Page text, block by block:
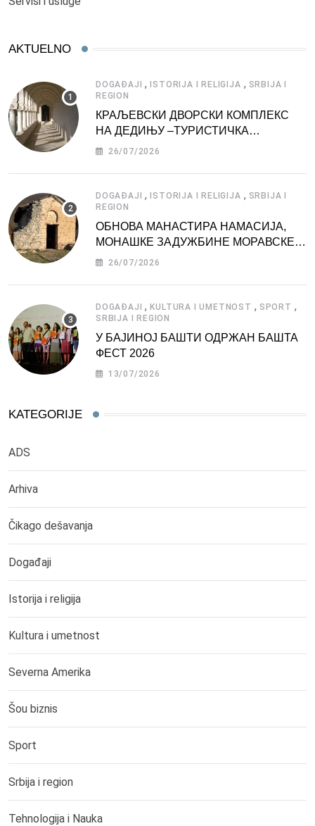
AKTUELNO
DOGAĐAJI , ISTORIJA I RELIGIJA , SRBIJA I
REGION
КРАЉЕВСКИ ДВОРСКИ КОМПЛЕКС
НА ДЕДИЊУ –ТУРИСТИЧКА
АТРАКЦИЈА
26/07/2026
DOGAĐAJI , ISTORIJA I RELIGIJA , SRBIJA I
REGION
ОБНОВА МАНАСТИРА НАМАСИЈА,
МОНАШКЕ ЗАДУЖБИНЕ МОРАВСКЕ
СРБИЈЕ
26/07/2026
DOGAĐAJI ,KULTURA I UMETNOST , SPORT ,
SRBIJA I REGION
У БАЈИНОЈ БАШТИ ОДРЖАН БАШТА
ФЕСТ 2026
13/07/2026
KATEGORIJE
ADS
Arhiva
Čikago dešavanja
Događaji
Istorija i religija
Kultura i umetnost
Severna Amerika
Šou biznis
Sport
Srbija i region
Tehnologija i Nauka